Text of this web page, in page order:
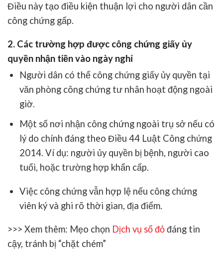
Điều này tạo điều kiện thuận lợi cho người dân cần
công chứng gấp.
2. Các trường hợp được công chứng giấy ủy
quyền nhận tiền vào ngày nghỉ
Người dân có thể công chứng giấy ủy quyền tại
văn phòng công chứng tư nhân hoạt động ngoài
giờ.
Một số nơi nhận công chứng ngoài trụ sởnếu có
lý do chính đáng theo Điều 44 Luật Công chứng
2014. Ví dụ: người ủy quyền bị bệnh, người cao
tuổi, hoặc trường hợp khẩn cấp.
Việc công chứng vẫn hợp lệ nếu công chứng
viên ký và ghi rõ thời gian, địa điểm.
>>> Xem thêm: Mẹo chọn Dịch vụ sổ đỏđáng tin
cậy, tránh bị “chặt chém”